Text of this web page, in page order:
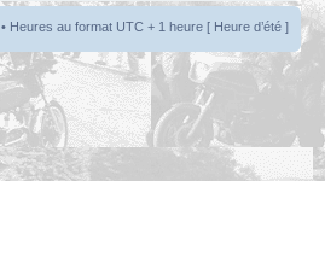
• Heures au format UTC + 1 heure [ Heure d’été ]